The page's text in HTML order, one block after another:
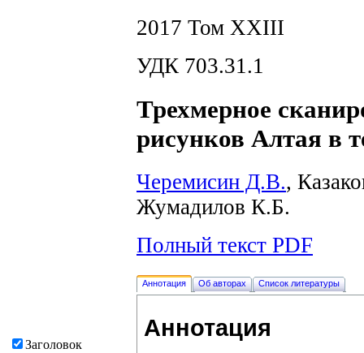
Заголовок
2017 Том XXIII
УДК 703.31.1
Трехмерное
рисунков Алтая в
Черемисин Д.В.,
Жумадилов К.Б.
Полный текст PDF
Аннотация Об авторах Список литературы
Аннотация